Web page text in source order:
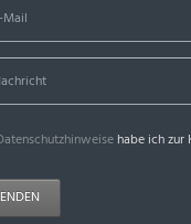
habe ich zur